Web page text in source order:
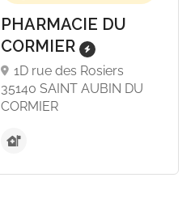
PHARMACIE DU
CORMIER
1D rue des Rosiers
35140 SAINT AUBIN DU
CORMIER